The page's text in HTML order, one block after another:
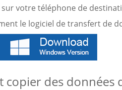
sur votre téléphone de
le logiciel de transfert de
des données